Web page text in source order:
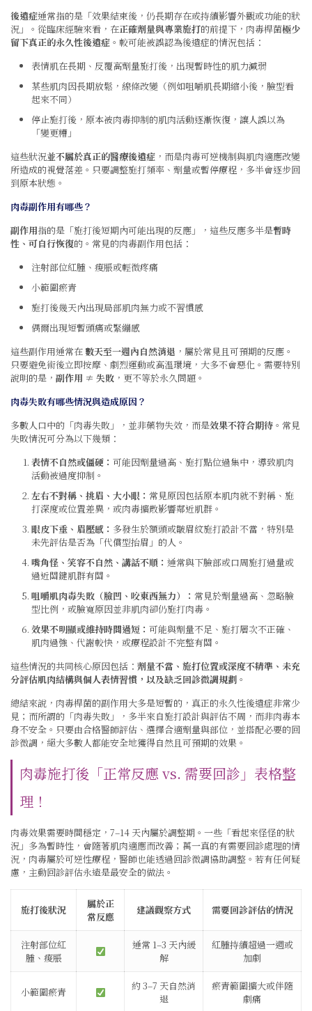
後遺症通常指的是「效果結束後，仍長期存在或持續影響外觀或功能的狀
況」。從臨床經驗來看，在正確劑量與專業施打的前提下，肉毒桿菌極少
留下真正的永久性後遺症 。較可能被誤認為後遺症的情況包括：
表情肌在長期、反覆高劑量施打後，出現暫時性的肌力減弱
某些肌肉因長期放鬆，線條改變（例如咀嚼肌長期縮小後，臉型看
起來不同）
停止施打後，原本被肉毒抑制的肌肉活動逐漸恢復，讓人誤以為
「變更糟」
這些狀況並不屬於真正的醫療後遺症 ，而是肉毒可逆機制與肌肉適應改變
所造成的視覺落差。只要調整施打頻率、劑量或暫停療程，多半會逐步回
到原本狀態。
肉毒副作用有哪些？
副作用指的是「施打後短期內可能出現的反應」，這些反應多半是暫時
性、可自行恢復的。常見的肉毒副作用包括：
注射部位紅腫、痠脹或輕微疼痛
小範圍瘀青
施打後幾天內出現局部肌肉無力或不習慣感
偶爾出現短暫頭痛或緊繃感
這些副作用通常在數天至一週內自然消退 ，屬於常見且可預期的反應。
只要避免術後立即按摩、劇烈運動或高溫環境，大多不會惡化。需要特別
說明的是， 副作用 ≠ 失敗 ，更不等於永久問題。
肉毒失敗有哪些情況與造成原因？
多數人口中的「肉毒失敗」，並非藥物失效，而是效果不符合期待 。常見
失敗情況可分為以下幾類：
表情不自然或僵硬： 可能因劑量過高、施打點位過集中，導致肌肉
活動被過度抑制。
左右不對稱、挑眉、大小眼： 常見原因包括原本肌肉就不對稱、施
打深度或位置差異，或肉毒擴散影響鄰近肌群。
眼皮下垂、眉壓感： 多發生於額頭或皺眉紋施打設計不當，特別是
未先評估是否為「代償型抬眉」的人。
嘴角怪、笑容不自然、講話不順： 通常與下臉部或口周施打過量或
過近關鍵肌群有關。
咀嚼肌肉毒失敗（臉凹、咬東西無力）： 常見於劑量過高、忽略臉
型比例，或臉寬原因並非肌肉卻仍施打肉毒。
效果不明顯或維持時間過短： 可能與劑量不足、施打層次不正確、
肌肉過強、代謝較快，或療程設計不完整有關。
這些情況的共同核心原因包括： 劑量不當、施打位置或深度不精準、未充
分評估肌肉結構與個人表情習慣，以及缺乏回診微調規劃 。
總結來說，肉毒桿菌的副作用大多是短暫的，真正的永久性後遺症非常少
見；而所謂的「肉毒失敗」，多半來自施打設計與評估不周，而非肉毒本
身不安全。只要由合格醫師評估、選擇合適劑量與部位，並搭配必要的回
診微調，絕大多數人都能安全地獲得自然且可預期的效果。
肉毒施打後「正常反應 vs. 需要回診」表格整
理！
肉毒效果需要時間穩定，7–14 天內屬於調整期。一些「看起來怪怪的狀
況」多為暫時性，會隨著肌肉適應而改善；萬一真的有需要回診處理的情
況，肉毒屬於可逆性療程，醫師也能透過回診微調協助調整。若有任何疑
慮，主動回診評估永遠是最安全的做法。
施打後狀況
屬於正
常反應
建議觀察方式 需要回診評估的情況
注射部位紅
腫、痠脹
通常 1–3 天內緩
解
紅腫持續超過一週或
加劇
小範圍瘀青
約 3–7 天自然消
退
瘀青範圍擴大或伴隨
劇痛